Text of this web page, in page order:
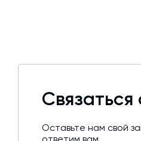
Связаться
Оставьте нам свой